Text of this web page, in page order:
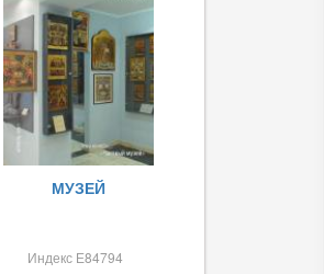
МУЗЕЙ
Индекс Е84794